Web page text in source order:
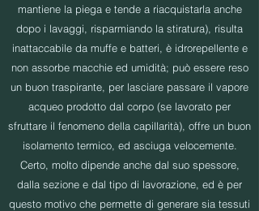
mantiene la piega e tende a riacquistarla anche
dopo i lavaggi, risparmiando la stiratura), risulta
inattaccabile da muffe e batteri, è idrorepellente e
non assorbe macchie ed umidità; può essere reso
un buon traspirante, per lasciare passare il vapore
acqueo prodotto dal corpo (se lavorato per
sfruttare il fenomeno della capillarità), offre un buon
isolamento termico, ed asciuga velocemente.
Certo, molto dipende anche dal suo spessore,
dalla sezione e dal tipo di lavorazione, ed è per
questo motivo che permette di generare sia tessuti